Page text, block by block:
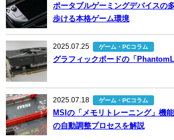
ポータブルゲーミングデバイスの
歩ける本格ゲーム環境
2025.07.25 ゲーム・PCコラム
グラフィックボードの「
2025.07.18 ゲーム・PCコラム
MSIの「メモリトレーニング」機
の自動調整プロセスを解説